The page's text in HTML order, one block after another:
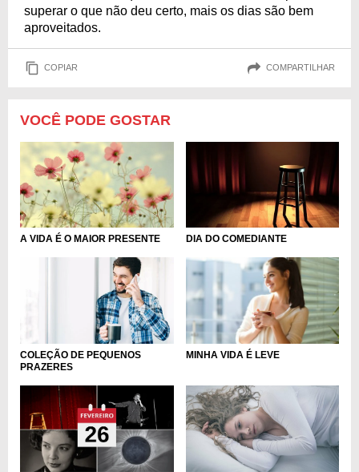
superar o que não deu certo, mais os dias são bem
aproveitados.
COPIAR COMPARTILHAR
VOCÊ PODE GOSTAR
A VIDA É O MAIOR PRESENTE DIA DO COMEDIANTE
COLEÇÃO DE PEQUENOS
PRAZERES
MINHA VIDA É LEVE